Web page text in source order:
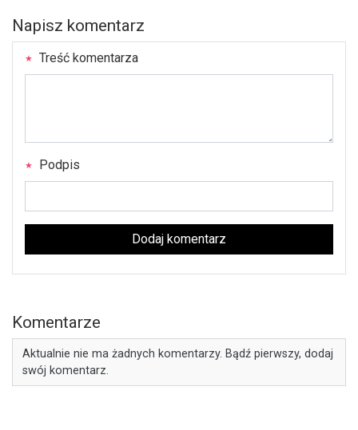
Napisz komentarz
Treść komentarza
Podpis
Dodaj komentarz
Komentarze
Aktualnie nie ma żadnych komentarzy. Bądź pierwszy, dodaj
swój komentarz.